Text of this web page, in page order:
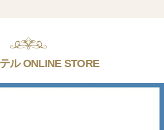
ル ONLINE STORE